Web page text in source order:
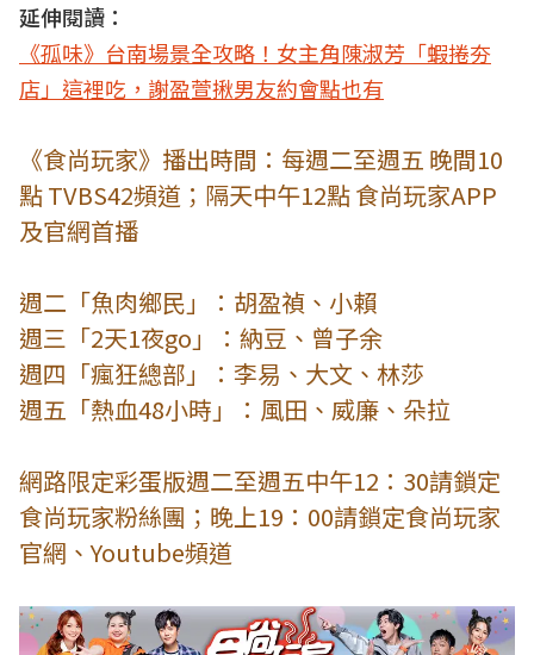
延伸閱讀：
《孤味》台南場景全攻略！女主角陳淑芳「蝦捲夯
店」這裡吃，謝盈萱揪男友約會點也有
《食尚玩家》播出時間：每週二至週五 晚間10
點 TVBS42頻道；隔天中午12點 食尚玩家APP
及官網首播
週二「魚肉鄉民」：胡盈禎、小賴
週三「2天1夜go」：納豆、曾子余
週四「瘋狂總部」：李易、大文、林莎
週五「熱血48小時」：風田、威廉、朵拉
網路限定彩蛋版週二至週五中午12：30請鎖定
食尚玩家粉絲團；晚上19：00請鎖定食尚玩家
官網、Youtube頻道